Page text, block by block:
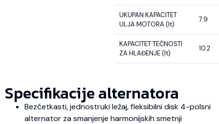
UKUPAN KAPACITET
ULJA MOTORA (lt)
7.9
KAPACITET TEČNOSTI
ZA HLAĐENJE (lt)
10.2
Specifikacije alternatora
Bezčetkasti, jednostruki ležaj, fleksibilni disk 4-polsni
alternator za smanjenje harmonijskih smetnji